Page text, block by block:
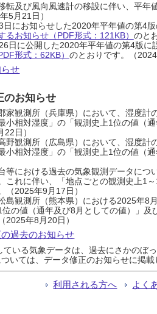
転及び風向風速計の移設に伴い、平年
5月21日）
日にお知らせした2020年平年値の第4
るお知らせ（PDF形式：121KB） のと
日に公開した2020年平年値の第4版
形式：62KB） のとおりです。（2024
せ
のお知らせ
家観測所（兵庫県）において、湿度
小相対湿度」の「観測史上1位の値（
22日）
野観測所（広島県）において、湿度
小相対湿度」の「観測史上1位の値（
等における過去の気象観測データに
これに伴い、「地点ごとの観測史上1
（2025年9月17日）
島観測所（熊本県）における2025年8
位の値（通年及び8月としての値）」
2025年8月20日）
過去のお知らせ
いる気象データは、過去にさかのぼ
いては、データ修正のお知らせに掲載
利用される方へ よく